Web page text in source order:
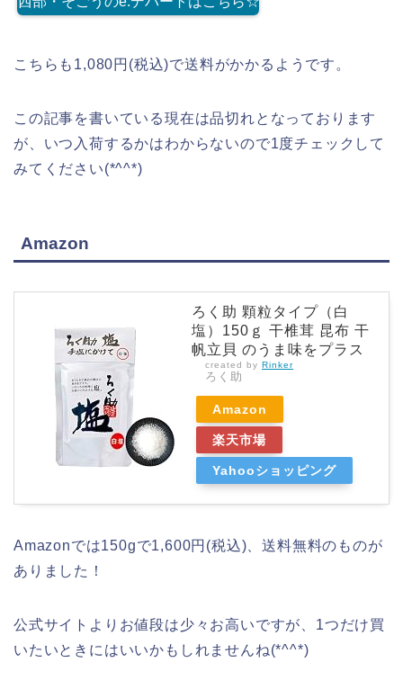
こちらも1,080円(税込)で送料がかかるようです。
この記事を書いている現在は品切れとなっております
が、いつ入荷するかはわからないので1度チェックして
みてください(*^^*)
Amazon
ろく助 顆粒タイプ（白
塩）150ｇ 干椎茸 昆布 干
帆立貝 のうま味をプラス
created by Rinker
ろく助
Amazon
楽天市場
Yahooショッピング
Amazonでは150gで1,600円(税込)、送料無料のものが
ありました！
公式サイトよりお値段は少々お高いですが、1つだけ買
いたいときにはいいかもしれませんね(*^^*)